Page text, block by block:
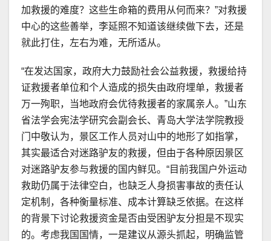
加救援的难度？这些生命箱的费用从何而来？”对救援
中心的这些善举，李延照不知道该继续做下去，还是
就此打住，左右为难，无所适从。
“在发达国家，政府大力鼓励社会公益救援，救援给持
证救援者单位和个人造成的损失由政府埋单，救援者
万一殉职，当地政府会优待救援者的家属亲人。”山东
省法学会宪法学研究会副会长、青岛大学法学院教授
门中敬认为，景区工作人员对山中的地形了如指掌，
其实最适合对迷路驴友的救援，但由于各种原因景区
对迷路驴友参与救援的国内鲜见。“目前我国户外运动
救助仍属于法律空白，也缺乏人身损害事故的责任认
定机制，各种衡量标准、成本计算缺乏依据。在这样
的背景下讨论救援资金是否由受困驴友分担是不现实
的。考虑我国国情，一是建议从源头抓起，明确监管